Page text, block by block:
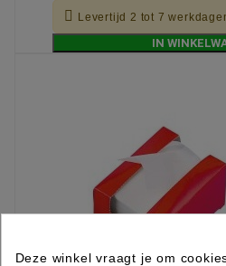
 Levertijd 2 tot 7
IN
Deze winkel vraagt je om